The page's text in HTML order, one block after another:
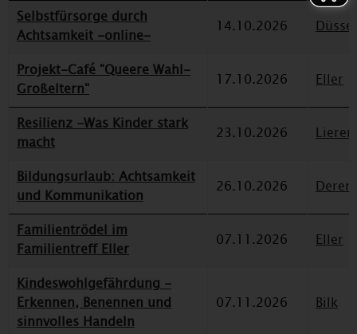
Selbstfürsorge durch
Achtsamkeit -online-
14.10.2026
Projekt-Café "Queere Wahl-
Großeltern"
17.10.2026 Eller
Resilienz -Was Kinder stark
macht
23.10.2026
Bildungsurlaub: Achtsamkeit
und Kommunikation
26.10.2026
Familientrödel im
Familientreff Eller
07.11.2026 Eller
Kindeswohlgefährdung -
Erkennen, Benennen und
sinnvolles Handeln
07.11.2026 Bilk